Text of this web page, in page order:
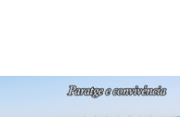
Paratge e Convivència